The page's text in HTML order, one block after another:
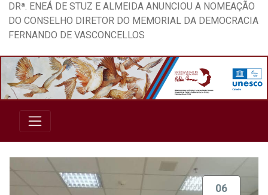
DRª. ENEÁ DE STUZ E ALMEIDA ANUNCIOU A NOMEAÇÃO
DO CONSELHO DIRETOR DO MEMORIAL DA DEMOCRACIA
FERNANDO DE VASCONCELLOS
06